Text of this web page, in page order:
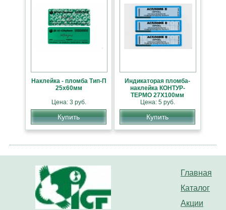
Наклейка - пломба Тип-П
25х60мм
Цена: 3 руб.
Купить
Индикаторая пломба-
наклейка КОНТУР-
ТЕРМО 27Х100мм
Цена: 5 руб.
Купить
Главная
Каталог
Акции